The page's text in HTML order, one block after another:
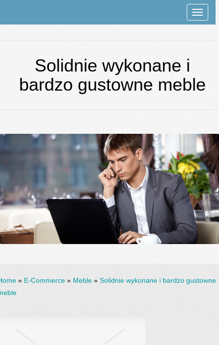
Rozwiń
Solidnie wykonane i
bardzo gustowne meble
» E-Commerce » Meble » Solidnie wykonane i bardzo gustowne